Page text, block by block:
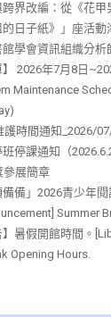
跨界改編：從《花
日子紙》」座活動
學會資訊組織分析
】 2026年7月8日
Maintenance
護時間通知_2026/
停課通知（
參展簡章
備備」2026青少年
Summer
】暑假開館時間。
Opening Hours.